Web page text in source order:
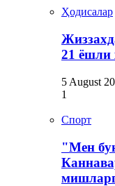
Ҳодисалар
21 ёшли
5 August
1
Спорт
"Мен